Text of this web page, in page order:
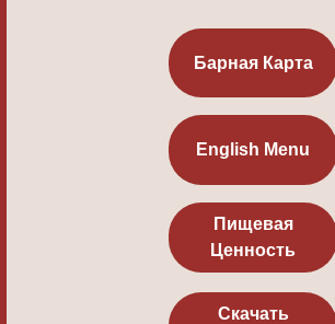
Пищевая
Ценность
Скачать
Барная Карта
English Menu